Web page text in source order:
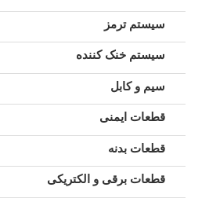
سیستم ترمز
سیستم خنک کننده
سیم و کابل
قطعات ایمنی
قطعات بدنه
قطعات برقی و الکتریکی